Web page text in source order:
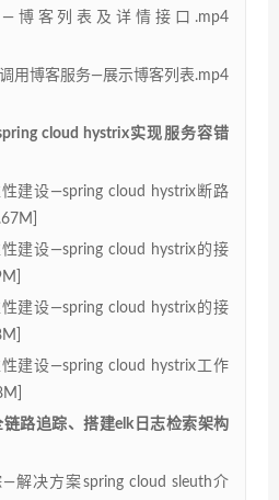
博客列表及详情接口.mp4
用博客服务—展示博客列表.mp4
cloud hystrix实现服务容错
建设—spring cloud hystrix断路
建设—spring cloud hystrix的接
建设—spring cloud hystrix的接
建设—spring cloud hystrix工作
路追踪、搭建elk日志检索架构
解决方案spring cloud sleuth介